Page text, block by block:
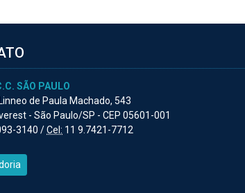
SÃO PAULO
de Paula Machado, 543
- São Paulo/SP - CEP 05601-001
3140 /Cel: 11 9.7421-7712